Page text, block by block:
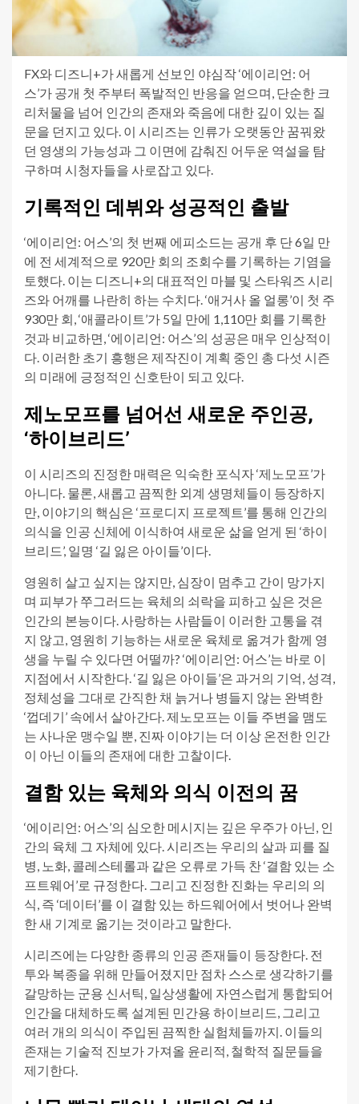
FX와 디즈니+가 새롭게 선보인 야심작 ‘에이리언: 어
스’가 공개 첫 주부터 폭발적인 반응을 얻으며, 단순한 크
리처물을 넘어 인간의 존재와 죽음에 대한 깊이 있는 질
문을 던지고 있다. 이 시리즈는 인류가 오랫동안 꿈꿔왔
던 영생의 가능성과 그 이면에 감춰진 어두운 역설을 탐
구하며 시청자들을 사로잡고 있다.
기록적인 데뷔와 성공적인 출발
‘에이리언: 어스’의 첫 번째 에피소드는 공개 후 단 6일 만
에 전 세계적으로 920만 회의 조회수를 기록하는 기염을
토했다. 이는 디즈니+의 대표적인 마블 및 스타워즈 시리
즈와 어깨를 나란히 하는 수치다. ‘애거사 올 얼롱’이 첫 주
930만 회, ‘애콜라이트’가 5일 만에 1,110만 회를 기록한
것과 비교하면, ‘에이리언: 어스’의 성공은 매우 인상적이
다. 이러한 초기 흥행은 제작진이 계획 중인 총 다섯 시즌
의 미래에 긍정적인 신호탄이 되고 있다.
제노모프를 넘어선 새로운 주인공,
‘하이브리드’
이 시리즈의 진정한 매력은 익숙한 포식자 ‘제노모프’가
아니다. 물론, 새롭고 끔찍한 외계 생명체들이 등장하지
만, 이야기의 핵심은 ‘프로디지 프로젝트’를 통해 인간의
의식을 인공 신체에 이식하여 새로운 삶을 얻게 된 ‘하이
브리드’, 일명 ‘길 잃은 아이들’이다.
영원히 살고 싶지는 않지만, 심장이 멈추고 간이 망가지
며 피부가 쭈그러드는 육체의 쇠락을 피하고 싶은 것은
인간의 본능이다. 사랑하는 사람들이 이러한 고통을 겪
지 않고, 영원히 기능하는 새로운 육체로 옮겨가 함께 영
생을 누릴 수 있다면 어떨까? ‘에이리언: 어스’는 바로 이
지점에서 시작한다. ‘길 잃은 아이들’은 과거의 기억, 성격,
정체성을 그대로 간직한 채 늙거나 병들지 않는 완벽한
‘껍데기’ 속에서 살아간다. 제노모프는 이들 주변을 맴도
는 사나운 맹수일 뿐, 진짜 이야기는 더 이상 온전한 인간
이 아닌 이들의 존재에 대한 고찰이다.
결함 있는 육체와 의식 이전의 꿈
‘에이리언: 어스’의 심오한 메시지는 깊은 우주가 아닌, 인
간의 육체 그 자체에 있다. 시리즈는 우리의 살과 피를 질
병, 노화, 콜레스테롤과 같은 오류로 가득 찬 ‘결함 있는 소
프트웨어’로 규정한다. 그리고 진정한 진화는 우리의 의
식, 즉 ‘데이터’를 이 결함 있는 하드웨어에서 벗어나 완벽
한 새 기계로 옮기는 것이라고 말한다.
시리즈에는 다양한 종류의 인공 존재들이 등장한다. 전
투와 복종을 위해 만들어졌지만 점차 스스로 생각하기를
갈망하는 군용 신서틱, 일상생활에 자연스럽게 통합되어
인간을 대체하도록 설계된 민간용 하이브리드, 그리고
여러 개의 의식이 주입된 끔찍한 실험체들까지. 이들의
존재는 기술적 진보가 가져올 윤리적, 철학적 질문들을
제기한다.